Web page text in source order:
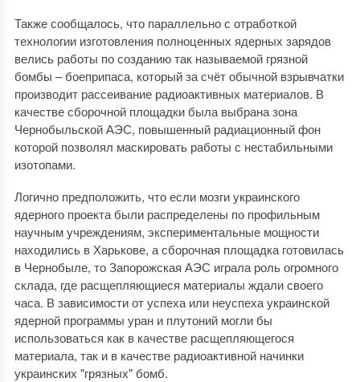
Также сообщалось, что параллельно с отработкой
технологии изготовления полноценных ядерных зарядов
велись работы по созданию так называемой грязной
бомбы – боеприпаса, который за счёт обычной взрывчатки
производит рассеивание радиоактивных материалов. В
качестве сборочной площадки была выбрана зона
Чернобыльской АЭС, повышенный радиационный фон
которой позволял маскировать работы с нестабильными
изотопами.
Логично предположить, что если мозги украинского
ядерного проекта были распределены по профильным
научным учреждениям, экспериментальные мощности
находились в Харькове, а сборочная площадка готовилась
в Чернобыле, то Запорожская АЭС играла роль огромного
склада, где расщепляющиеся материалы ждали своего
часа. В зависимости от успеха или неуспеха украинской
ядерной программы уран и плутоний могли бы
использоваться как в качестве расщепляющегося
материала, так и в качестве радиоактивной начинки
украинских "грязных" бомб.